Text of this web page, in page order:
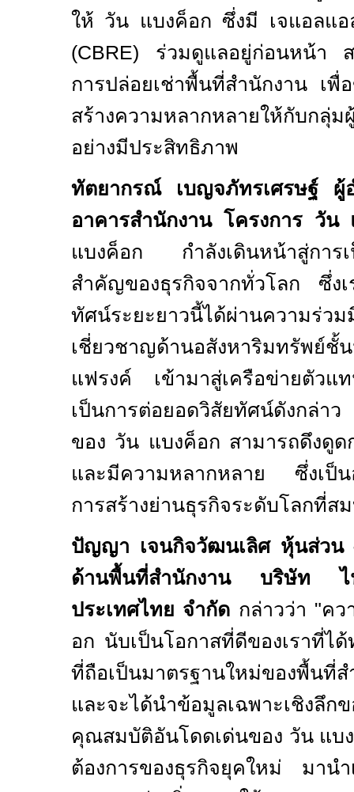
ให้ วัน แบงค็อก ซึ่งมี เจแอลแ
(CBRE) ร่วมดูแลอยู่ก่อนหน้า ส
การปล่อยเช่าพื้นที่สำนักงาน เพื่
สร้างความหลากหลายให้กับกลุ่ม
อย่างมีประสิทธิภาพ
ทัตยากรณ์ เบญจภัทรเศรษฐ์ ผู้
อาคารสำนักงาน โครงการ วัน
แบงค็อก กำลังเดินหน้าสู่การเ
สำคัญของธุรกิจจากทั่วโลก ซึ่งเ
ทัศน์ระยะยาวนี้ได้ผ่านความร่ว
เชี่ยวชาญด้านอสังหาริมทรัพย์
แฟรงค์ เข้ามาสู่เครือข่ายตัวแท
เป็นการต่อยอดวิสัยทัศน์ดังกล่า
ของ วัน แบงค็อก สามารถดึงดู
และมีความหลากหลาย ซึ่งเป็น
การสร้างย่านธุรกิจระดับโลกที่ส
ปัญญา เจนกิจวัฒนเลิศ หุ้นส่วน
ด้านพื้นที่สำนักงาน บริษัท
ประเทศไทย จำกัด กล่าวว่า "ค
อก นับเป็นโอกาสที่ดีของเราที่ไ
ที่ถือเป็นมาตรฐานใหม่ของพื้นที่
และจะได้นำข้อมูลเฉพาะเชิงลึ
คุณสมบัติอันโดดเด่นของ วัน แบ
ต้องการของธุรกิจยุคใหม่ มานำ